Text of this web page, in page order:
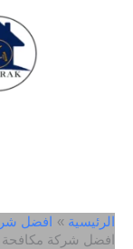
الرئيسية
افضل